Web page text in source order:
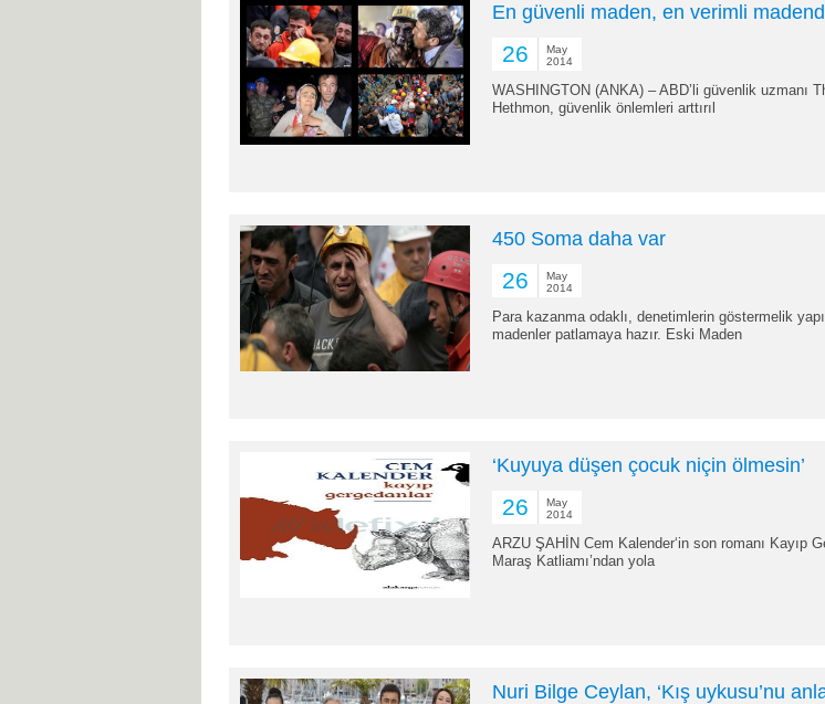
En güvenli maden, en verimli
26
May
2014
WASHINGTON (ANKA) – ABD’li güvenlik uzmanı
Hethmon, güvenlik önlemleri arttırıl
450 Soma daha var
26
May
2014
Para kazanma odaklı, denetimlerin göstermelik
madenler patlamaya hazır. Eski Maden
‘Kuyuya düşen çocuk niçin ölmesin’
26
May
2014
ARZU ŞAHİN Cem Kalender‘in son romanı Kayıp
Maraş Katliamı’ndan yola
Nuri Bilge Ceylan, ‘Kış uykusu’nu